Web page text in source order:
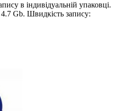
в індивідуальній упаковці.
Gb. Швидкість запису: